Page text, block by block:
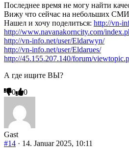
Последнее время не могу найти
Вижу что сейчас на небольших СМИ
Нашел и хочу поделиться: http://vn-
http://www.navanakorncity.com/
http://vn-info.net/user/Eldarwyn/
http://vn-info.net/user/Eldarues/
http://45.155.207.140/forum/
А где ищите ВЫ?
Anklicken
für
Daumen
nach
unten.
0
Anklicken
für
Daumen
nach
oben.
0
Gast
#14 · 14. Januar 2025, 10:11